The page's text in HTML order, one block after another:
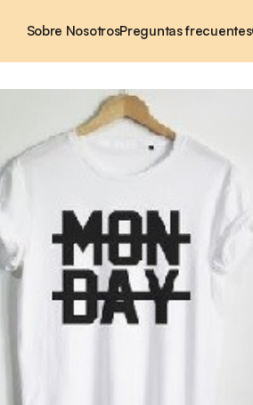
Sobre NosotrosPreguntas frecuentes